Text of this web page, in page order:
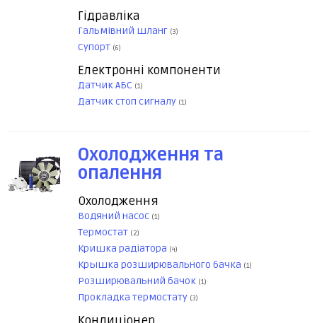
Гідравліка
Гальмівний шланг (3)
Супорт (6)
Електронні компоненти
Датчик АБС (1)
Датчик стоп сигналу (1)
Охолодження та
опалення
Охолодження
Водяний насос (1)
Термостат (2)
Кришка радіатора (4)
Крышка розширювального бачка (1)
Розширювальний бачок (1)
Прокладка термостату (3)